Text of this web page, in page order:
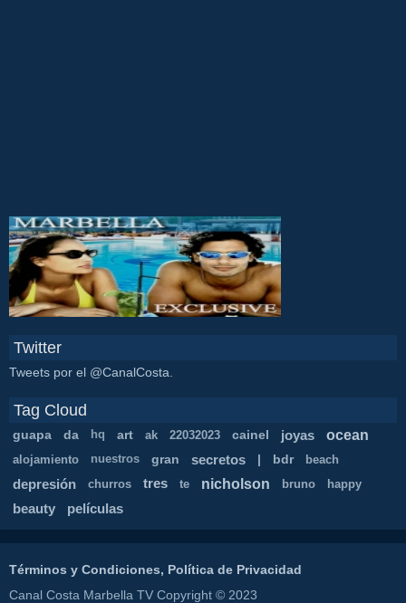
Twitter
Tweets por el @CanalCosta.
Tag Cloud
guapa da hq art ak 22032023 cainel joyas ocean
alojamiento nuestros gran secretos | bdr beach
depresión churros tres te nicholson bruno happy
beauty películas
Términos y Condiciones, Política de Privacidad
Canal Costa Marbella TV Copyright © 2023